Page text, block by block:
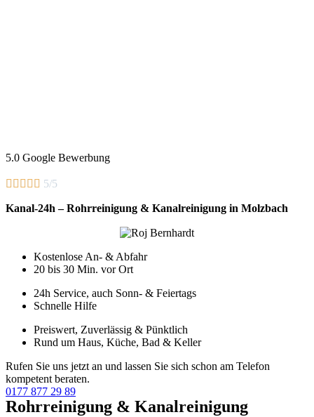
5.0 Google Bewerbung
     5/5
Kanal-24h – Rohrreinigung & Kanalreinigung in Molzbach
Kostenlose An- & Abfahr
20 bis 30 Min. vor Ort
24h Service, auch Sonn- & Feiertags
Schnelle Hilfe
Preiswert, Zuverlässig & Pünktlich
Rund um Haus, Küche, Bad & Keller
Rufen Sie uns jetzt an und lassen Sie sich schon am Telefon
kompetent beraten.
0177 877 29 89
Rohrreinigung & Kanalreinigung